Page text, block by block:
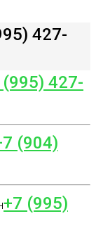
427-
(995) 427-
(904)
+7 (995)